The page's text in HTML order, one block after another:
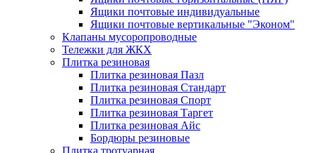
Ящики почтовые индивидуальные
Ящики почтовые вертикальные "Эконом"
Клапаны мусоропроводные
Тележки для ЖКХ
Плитка резиновая
Плитка резиновая Пазл
Плитка резиновая Стандарт
Плитка резиновая Спорт
Плитка резиновая Таргет
Плитка резиновая Айс
Бордюры резиновые
Плитка тротуарная